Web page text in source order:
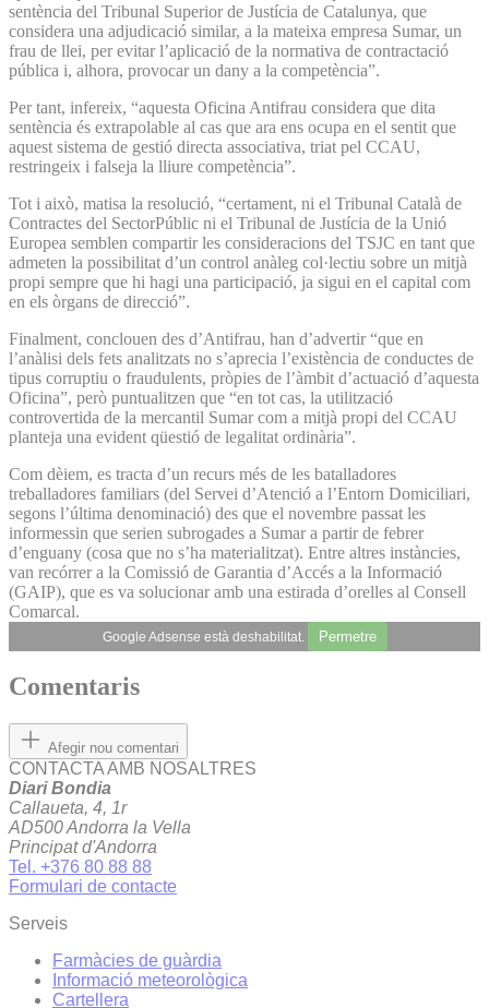
sentència del Tribunal Superior de Justícia de Catalunya, que
considera una adjudicació similar, a la mateixa empresa Sumar, un
frau de llei, per evitar l’aplicació de la normativa de contractació
pública i, alhora, provocar un dany a la competència”.
Per tant, infereix, “aquesta Oficina Antifrau considera que dita
sentència és extrapolable al cas que ara ens ocupa en el sentit que
aquest sistema de gestió directa associativa, triat pel CCAU,
restringeix i falseja la lliure competència”.
Tot i això, matisa la resolució, “certament, ni el Tribunal Català de
Contractes del SectorPúblic ni el Tribunal de Justícia de la Unió
Europea semblen compartir les consideracions del TSJC en tant que
admeten la possibilitat d’un control anàleg col·lectiu sobre un mitjà
propi sempre que hi hagi una participació, ja sigui en el capital com
en els òrgans de direcció”.
Finalment, conclouen des d’Antifrau, han d’advertir “que en
l’anàlisi dels fets analitzats no s’aprecia l’existència de conductes de
tipus corruptiu o fraudulents, pròpies de l’àmbit d’actuació d’aquesta
Oficina”, però puntualitzen que “en tot cas, la utilització
controvertida de la mercantil Sumar com a mitjà propi del CCAU
planteja una evident qüestió de legalitat ordinària”.
Com dèiem, es tracta d’un recurs més de les batalladores
treballadores familiars (del Servei d’Atenció a l’Entorn Domiciliari,
segons l’última denominació) des que el novembre passat les
informessin que serien subrogades a Sumar a partir de febrer
d’enguany (cosa que no s’ha materialitzat). Entre altres instàncies,
van recórrer a la Comissió de Garantia d’Accés a la Informació
(GAIP), que es va solucionar amb una estirada d’orelles al Consell
Comarcal.
Google Adsense està deshabilitat. Permetre
Comentaris
Afegir nou comentari
CONTACTA AMB NOSALTRES
Diari Bondia
Callaueta, 4, 1r
AD500 Andorra la Vella
Principat d'Andorra
Tel. +376 80 88 88
Formulari de contacte
Serveis
Farmàcies de guàrdia
Informació meteorològica
Cartellera